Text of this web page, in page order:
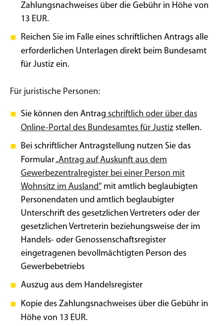
Zahlungsnachweises über die Gebühr in Höhe von
13 EUR.
Reichen Sie im Falle eines schriftlichen Antrags alle
erforderlichen Unterlagen direkt beim Bundesamt
für Justiz ein.
Für juristische Personen:
Sie können den Antrag schriftlich oder über das
Online-Portal des Bundesamtes für Justizstellen.
Bei schriftlicher Antragstellung nutzen Sie das
Formular„Antrag auf Auskunft aus dem
Gewerbezentralregister bei einer Person mit
Wohnsitz im Ausland“mit amtlich beglaubigten
Personendaten und amtlich beglaubigter
Unterschrift des gesetzlichen Vertreters oder der
gesetzlichen Vertreterin beziehungsweise der im
Handels- oder Genossenschaftsregister
eingetragenen bevollmächtigten Person des
Gewerbebetriebs
Auszug aus dem Handelsregister
Kopie des Zahlungsnachweises über die Gebühr in
Höhe von 13 EUR.